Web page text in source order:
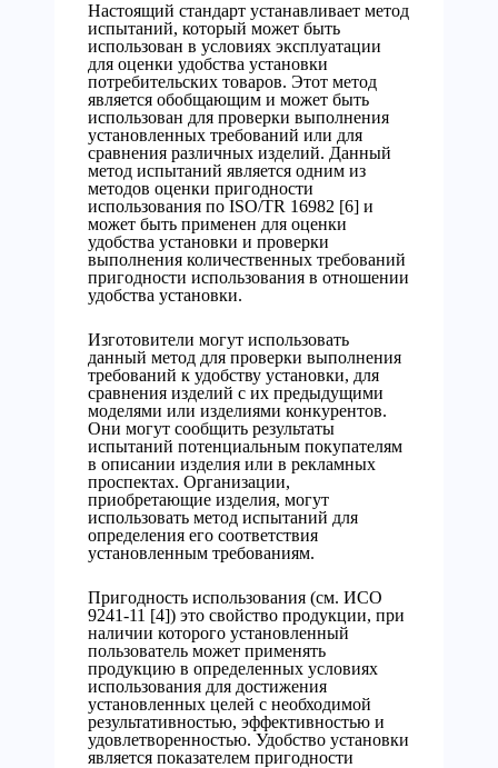
Настоящий стандарт устанавливает метод
испытаний, который может быть
использован в условиях эксплуатации
для оценки удобства установки
потребительских товаров. Этот метод
является обобщающим и может быть
использован для проверки выполнения
установленных требований или для
сравнения различных изделий. Данный
метод испытаний является одним из
методов оценки пригодности
использования по ISO/TR 16982 [6] и
может быть применен для оценки
удобства установки и проверки
выполнения количественных требований
пригодности использования в отношении
удобства установки.
Изготовители могут использовать
данный метод для проверки выполнения
требований к удобству установки, для
сравнения изделий с их предыдущими
моделями или изделиями конкурентов.
Они могут сообщить результаты
испытаний потенциальным покупателям
в описании изделия или в рекламных
проспектах. Организации,
приобретающие изделия, могут
использовать метод испытаний для
определения его соответствия
установленным требованиям.
Пригодность использования (см. ИСО
9241-11 [4]) это свойство продукции, при
наличии которого установленный
пользователь может применять
продукцию в определенных условиях
использования для достижения
установленных целей с необходимой
результативностью, эффективностью и
удовлетворенностью. Удобство установки
является показателем пригодности